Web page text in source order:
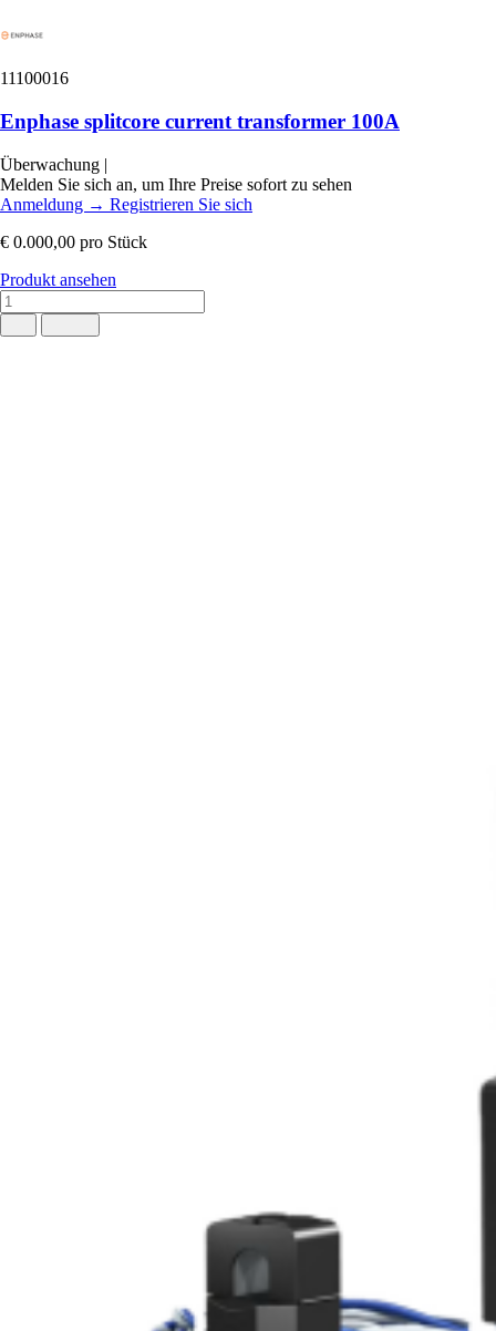
11100016
Enphase splitcore current transformer 100A
Überwachung |
Melden Sie sich an, um Ihre Preise sofort zu sehen
Anmeldung → Registrieren Sie sich
€ 0.000,00 pro Stück
Produkt ansehen